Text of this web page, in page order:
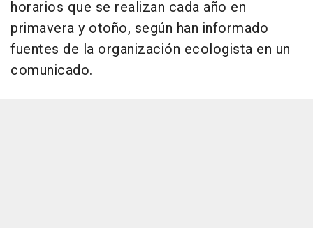
horarios que se realizan cada año en
primavera y otoño, según han informado
fuentes de la organización ecologista en un
comunicado.